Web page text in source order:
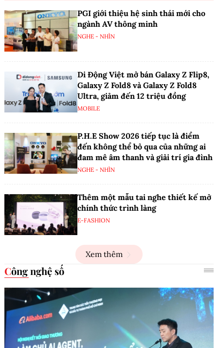
PGI giới thiệu hệ sinh thái mới cho
ngành AV thông minh
NGHE - NHÌN
Di Động Việt mở bán Galaxy Z Flip8,
Galaxy Z Fold8 và Galaxy Z Fold8
Ultra, giảm đến 12 triệu đồng
MOBILE
P.H.E Show 2026 tiếp tục là điểm
đến không thể bỏ qua của những ai
đam mê âm thanh và giải trí gia đình
NGHE - NHÌN
Thêm một mẫu tai nghe thiết kế mở
chính thức trình làng
E-FASHION
Xem thêm
Công nghệ số